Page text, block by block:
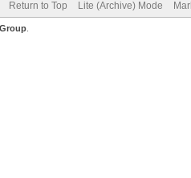
Return to Top Lite (Archive) Mode